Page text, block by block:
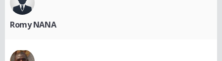
Romy NANA